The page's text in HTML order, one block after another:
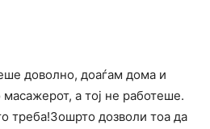
доволно, доаѓам дома и
а тој не работеше.
треба!Зошрто дозволи тоа да